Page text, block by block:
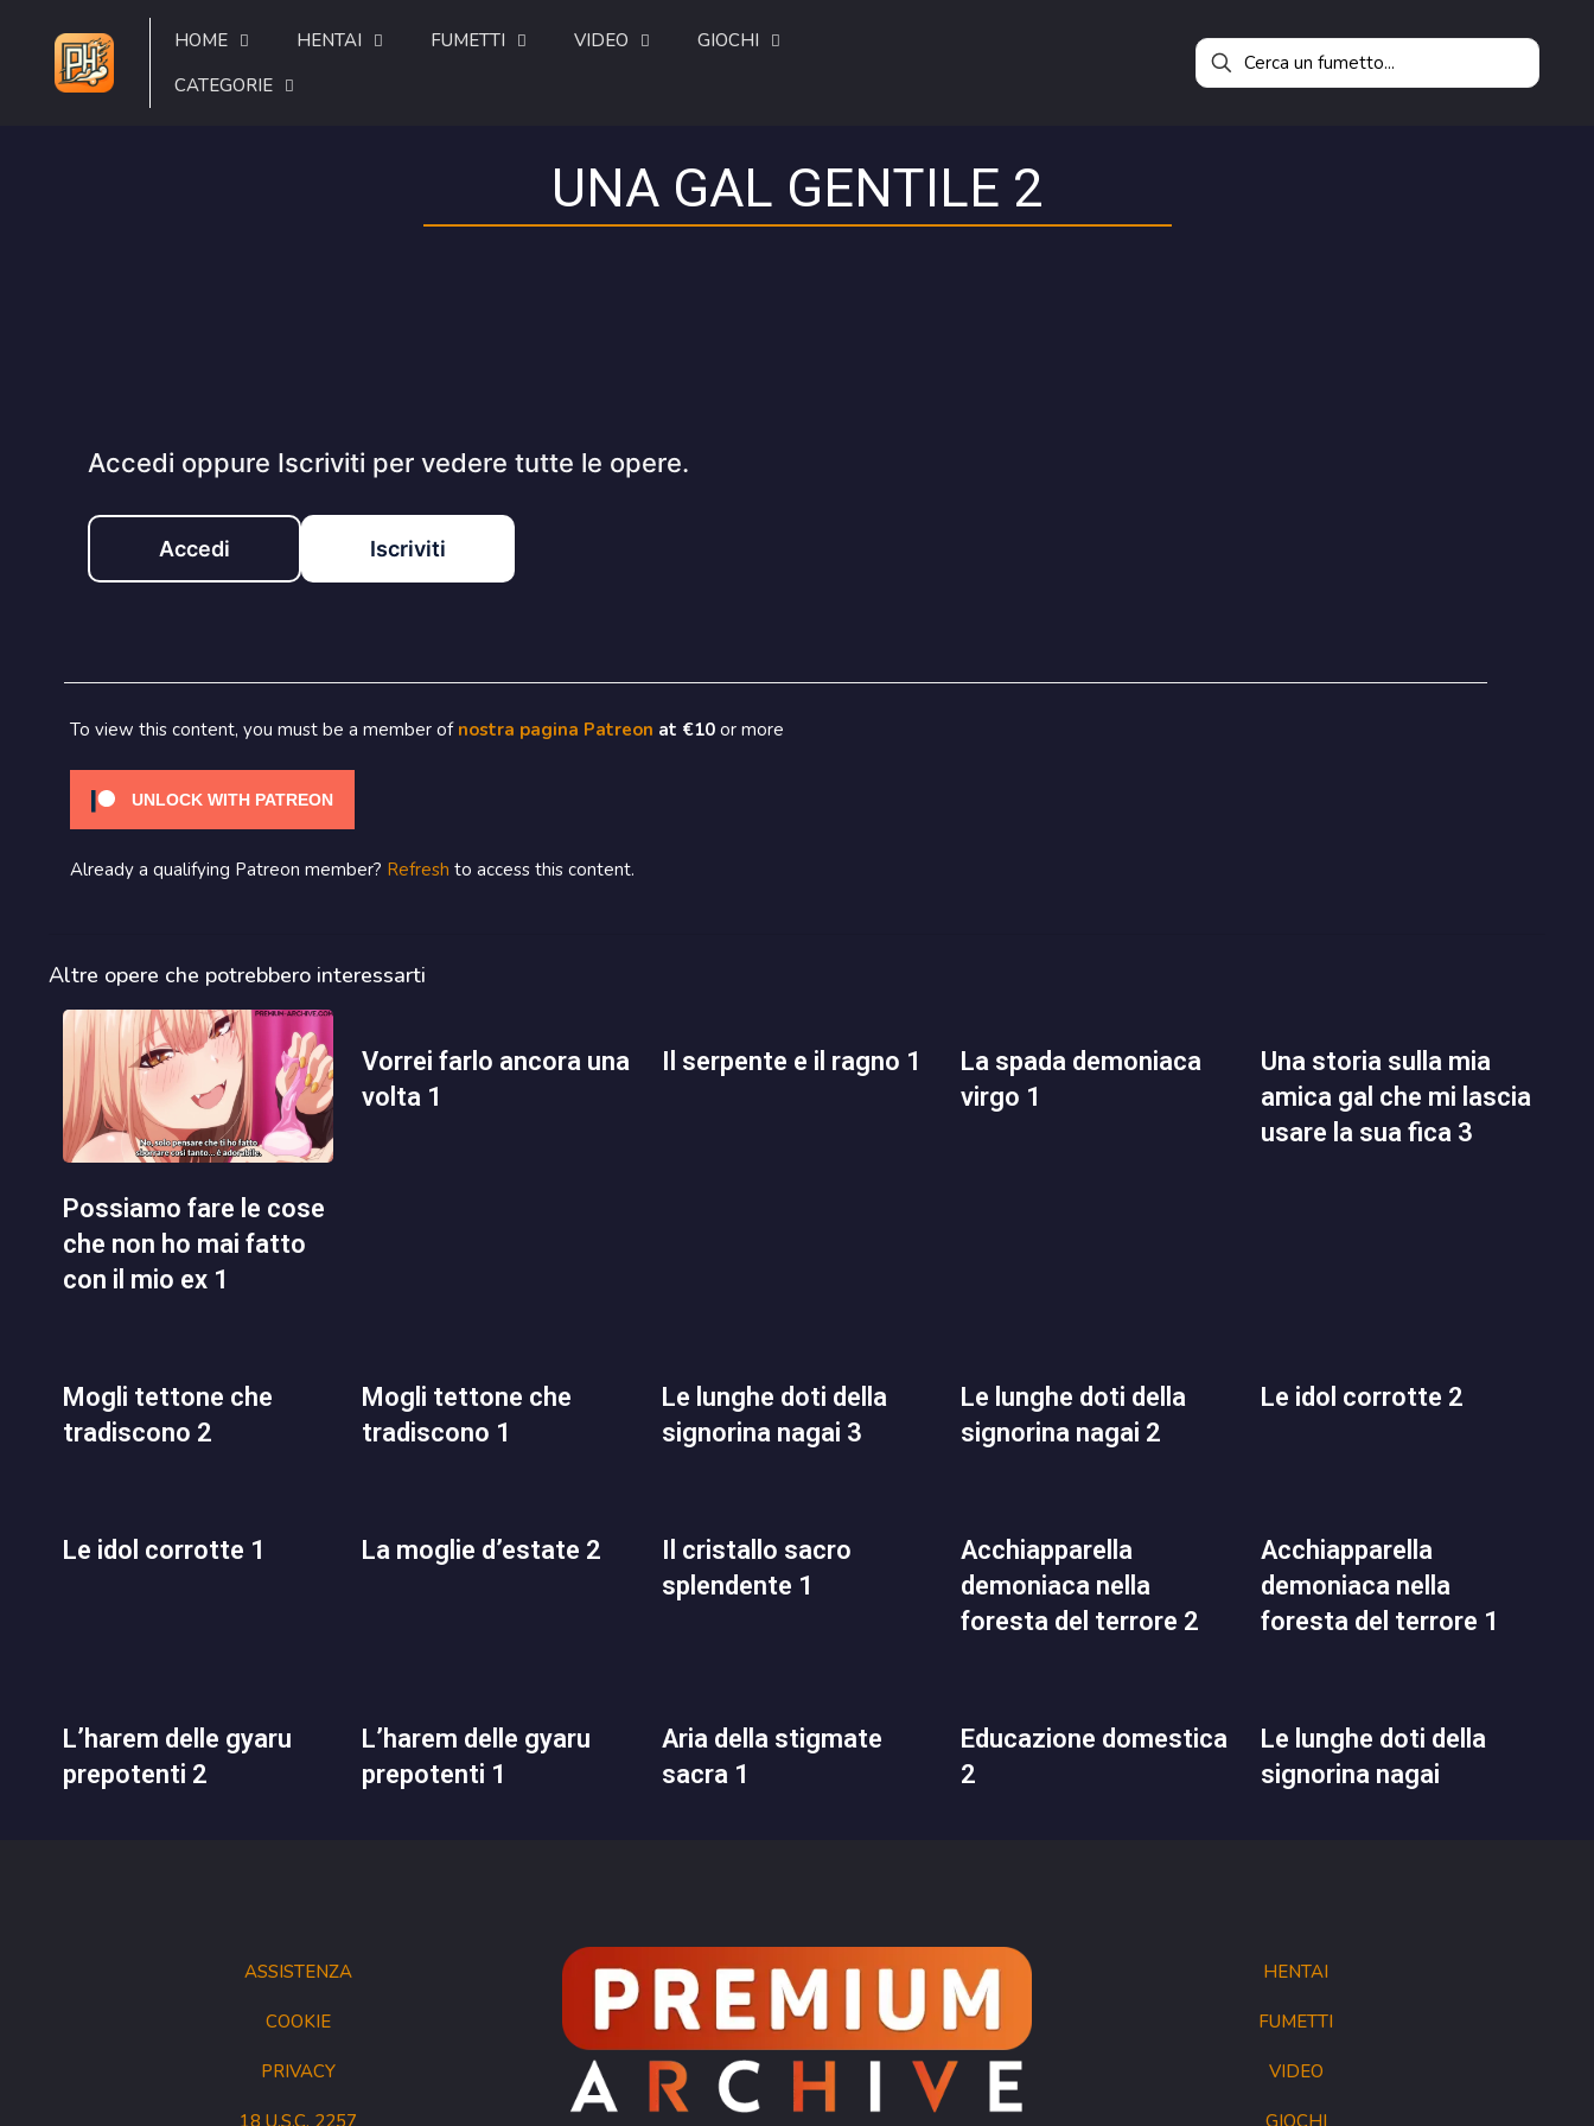
HOME HENTAI FUMETTI VIDEO
GIOCHI
CATEGORIE
UNA GAL GENTILE 2
Accedi oppure Iscriviti per vedere tutte le opere.
Accedi Iscriviti
To view this content, you must be a member of nostra pagina Patreon at €10 or more
UNLOCK WITH PATREON
Already a qualifying Patreon member? Refresh to access this content.
Altre opere che potrebbero interessarti
possiamo fare le cose
che non ho mai fatto
con il mio ex 1
vorrei farlo ancora una
volta 1
il serpente e il ragno 1
la spada demoniaca
virgo 1
una storia sulla mia
amica gal che mi lascia
usare la sua fica 3
mogli tettone che
tradiscono 2
mogli tettone che
tradiscono 1
le lunghe doti della
signorina nagai 3
le lunghe doti della
signorina nagai 2
le idol corrotte 2
le idol corrotte 1 la moglie d’estate 2
il cristallo sacro
splendente 1
acchiapparella
demoniaca nella
foresta del terrore 2
acchiapparella
demoniaca nella
foresta del terrore 1
l’harem delle gyaru
prepotenti 2
l’harem delle gyaru
prepotenti 1
aria della stigmate
sacra 1
educazione domestica
2
le lunghe doti della
signorina nagai
ASSISTENZA
COOKIE
PRIVACY
18 U.S.C. 2257
HENTAI
FUMETTI
VIDEO
GIOCHI